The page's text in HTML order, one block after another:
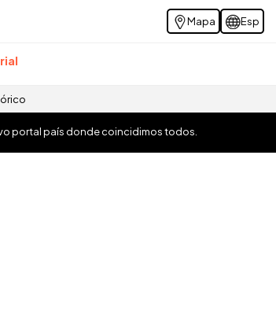
Mapa Esp
portal país donde coincidimos todos.